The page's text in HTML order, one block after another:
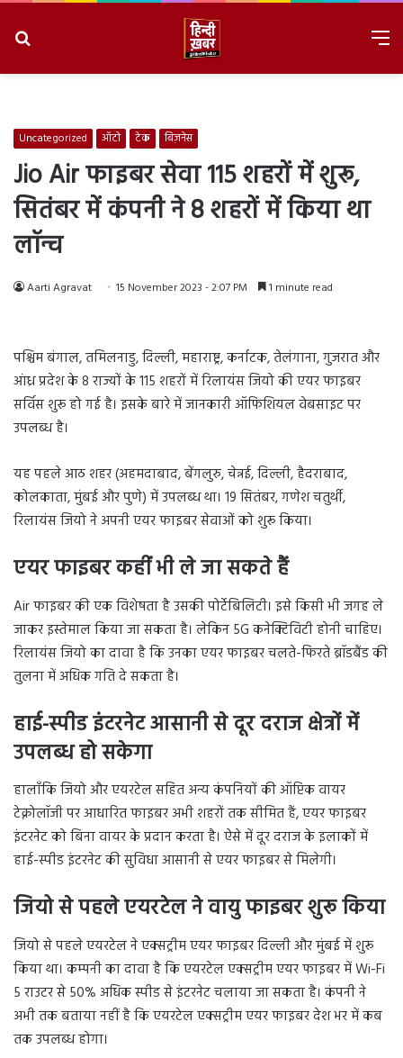
Uncategorized ऑटो टेक बिज़नेस
Jio Air फाइबर सेवा 115 शहरों में शुरू,
सितंबर में कंपनी ने 8 शहरों में किया था
लॉन्च
Aarti Agravat 15 November 2023 - 2:07 PM 1 minute read
पश्चिम बंगाल, तमिलनाडु, दिल्ली, महाराष्ट्र, कर्नाटक, तेलंगाना, गुजरात और
आंध्र प्रदेश के 8 राज्यों के 115 शहरों में रिलायंस जियो की एयर फाइबर
सर्विस शुरू हो गई है। इसके बारे में जानकारी ऑफिशियल वेबसाइट पर
उपलब्ध है।
यह पहले आठ शहर (अहमदाबाद, बेंगलुरु, चेन्नई, दिल्ली, हैदराबाद,
कोलकाता, मुंबई और पुणे) में उपलब्ध था। 19 सितंबर, गणेश चतुर्थी,
रिलायंस जियो ने अपनी एयर फाइबर सेवाओं को शुरू किया।
एयर फाइबर कहीं भी ले जा सकते हैं
Air फाइबर की एक विशेषता है उसकी पोर्टेबिलिटी। इसे किसी भी जगह ले
जाकर इस्तेमाल किया जा सकता है। लेकिन 5G कनेक्टिविटी होनी चाहिए।
रिलायंस जियो का दावा है कि उनका एयर फाइबर चलते-फिरते ब्रॉडबैंड की
तुलना में अधिक गति दे सकता है।
हाई-स्पीड इंटरनेट आसानी से दूर दराज क्षेत्रों में
उपलब्ध हो सकेगा
हालाँकि जियो और एयरटेल सहित अन्य कंपनियों की ऑप्टिक वायर
टेक्नोलॉजी पर आधारित फाइबर अभी शहरों तक सीमित हैं, एयर फाइबर
इंटरनेट को बिना वायर के प्रदान करता है। ऐसे में दूर दराज के इलाकों में
हाई-स्पीड इंटरनेट की सुविधा आसानी से एयर फाइबर से मिलेगी।
जियो से पहले एयरटेल ने वायु फाइबर शुरू किया
जियो से पहले एयरटेल ने एक्सट्रीम एयर फाइबर दिल्ली और मुंबई में शुरू
किया था। कम्पनी का दावा है कि एयरटेल एक्सट्रीम एयर फाइबर में Wi-Fi
5 राउटर से 50% अधिक स्पीड से इंटरनेट चलाया जा सकता है। कंपनी ने
अभी तक बताया नहीं है कि एयरटेल एक्सट्रीम एयर फाइबर देश भर में कब
तक उपलब्ध होगा।